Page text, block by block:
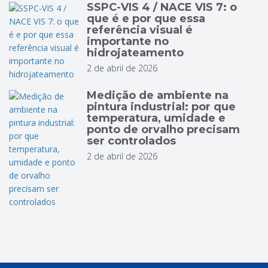
SSPC-VIS 4 / NACE VIS 7: o
que é e por que essa
referência visual é
importante no
hidrojateamento
2 de abril de 2026
Medição de ambiente na
pintura industrial: por que
temperatura, umidade e
ponto de orvalho precisam
ser controlados
2 de abril de 2026